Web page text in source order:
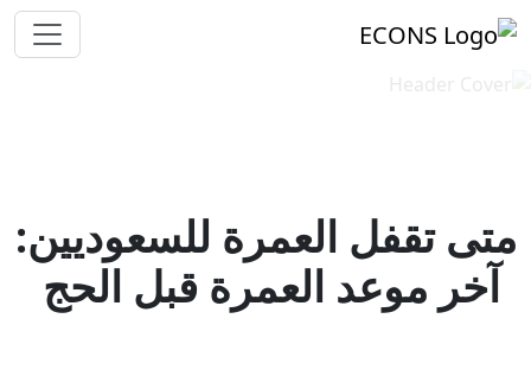
متى تقفل العمرة للسعوديين:
آخر موعد العمرة قبل الحج